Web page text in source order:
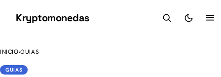
Kryptomonedas
INICIO›GUIAS
GUIAS